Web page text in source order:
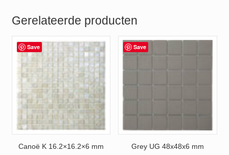
Gerelateerde producten
Save
Canoë K 16.2×16.2×6 mm
Save
Grey UG 48x48x6 mm